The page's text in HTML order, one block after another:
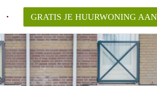
GRATIS JE HUURWONING